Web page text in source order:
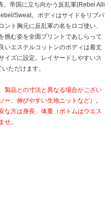
。帝国に立ち向かう反乱軍(Rebel Alli
Sweat。ボディはサイドをリブパ
ト胸元に反乱軍の名をロゴ使い、
挑む姿を全面プリントであしらって
いエステルコットンのボディは着丈
イズに設定。レイヤードしやすいス
ただけます。
製品との寸法と異なる場合がござい
、伸びやすい生地ニットなど）。
な方は身長、体重（ボトムはウエス
せ。